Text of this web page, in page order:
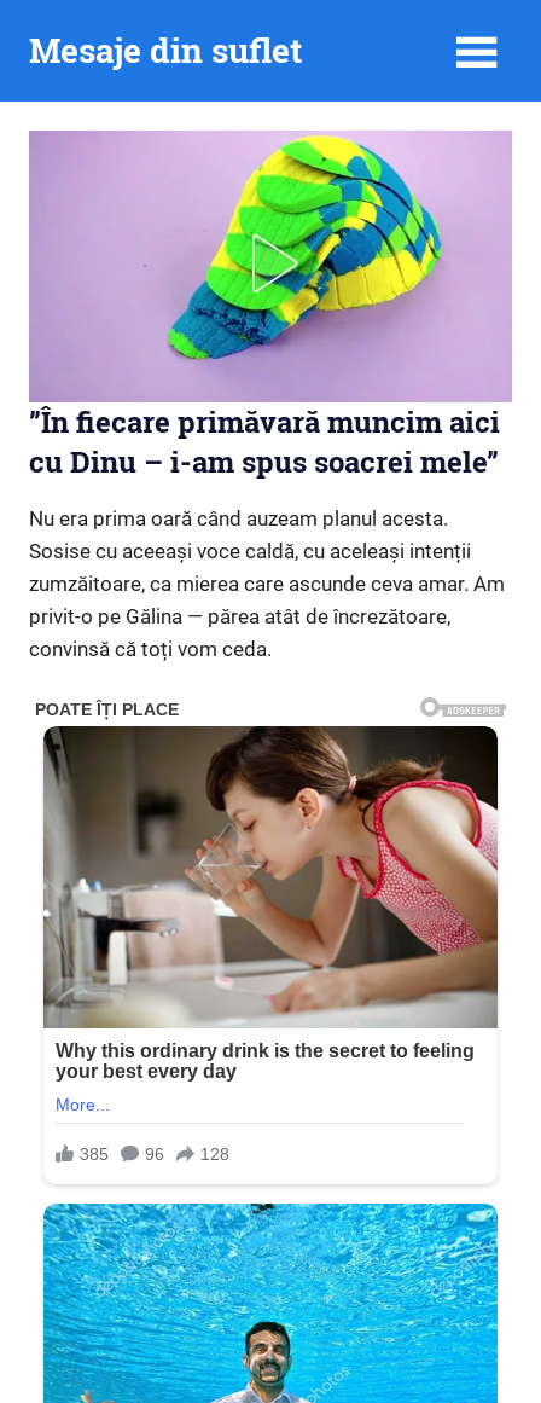
Mesaje din suflet
”În fiecare primăvară muncim aici
cu Dinu – i-am spus soacrei mele”
Nu era prima oară când auzeam planul acesta.
Sosise cu aceeași voce caldă, cu aceleași intenții
zumzăitoare, ca mierea care ascunde ceva amar. Am
privit-o pe Gălina — părea atât de încrezătoare,
convinsă că toți vom ceda.